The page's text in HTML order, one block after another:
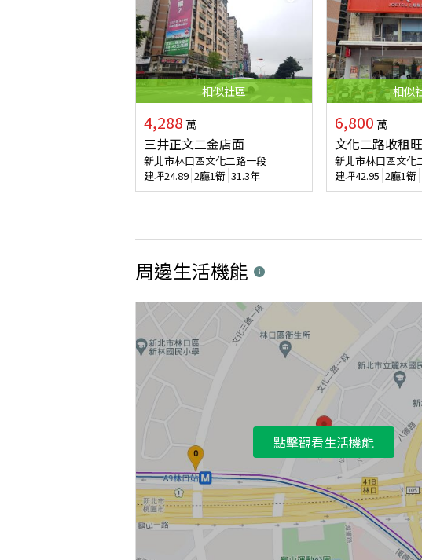
相似社區
4,288 萬
三井正文二金店面
新北市林口區文化二路一段
建坪24.89 2廳1衛 31.3年
相似
6,800 萬
文化二路收租
新北市林口區文化
建坪42.95 2廳1衛
周邊生活機能
點擊觀看生活機能